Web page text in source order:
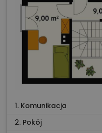
1. Komunikacja
2. Pokój